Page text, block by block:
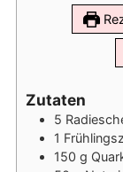
Zutaten
5
1
150 g